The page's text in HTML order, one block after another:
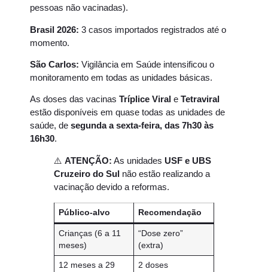
pessoas não vacinadas).
Brasil 2026: 3 casos importados registrados até o
momento.
São Carlos: Vigilância em Saúde intensificou o
monitoramento em todas as unidades básicas.
As doses das vacinas Tríplice Viral e Tetraviral
estão disponíveis em quase todas as unidades de
saúde, de segunda a sexta-feira, das 7h30 às
16h30.
⚠️ ATENÇÃO: As unidades USF e UBS
Cruzeiro do Sul não estão realizando a
vacinação devido a reformas.
Público-alvo Recomendação
Crianças (6 a 11
meses)
“Dose zero”
(extra)
12 meses a 29
2 doses